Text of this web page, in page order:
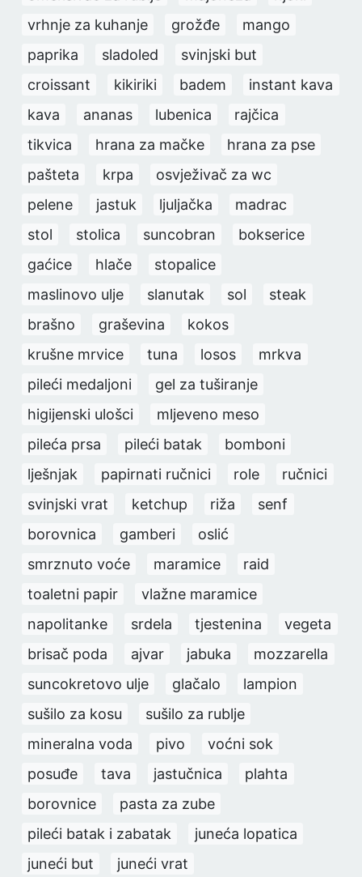
vrhnje za kuhanje
grožđe
mango
paprika
sladoled
svinjski but
croissant
kikiriki badem
instant kava
kava
ananas lubenica
rajčica
tikvica
hrana za mačke
hrana za pse
pašteta
krpa
osvježivač za wc
pelene
jastuk ljuljačka
madrac
stol
stolica suncobran
bokserice
gaćice
hlače
stopalice
maslinovo ulje
slanutak sol
steak
brašno
graševina
kokos
krušne mrvice
tuna losos
mrkva
pileći medaljoni
gel za tuširanje
higijenski ulošci
mljeveno meso
pileća prsa
pileći batak
bomboni
lješnjak
papirnati ručnici role
ručnici
svinjski vrat
ketchup riža
senf
borovnica
gamberi
oslić
smrznuto voće
maramice
raid
toaletni papir
vlažne maramice
napolitanke
srdela tjestenina
vegeta
brisač poda
ajvar jabuka
mozzarella
suncokretovo ulje
glačalo
lampion
sušilo za kosu
sušilo za rublje
mineralna voda
pivo
voćni sok
posuđe
tava jastučnica
plahta
borovnice
pasta za zube
pileći batak i zabatak
juneća lopatica
juneći but
juneći vrat